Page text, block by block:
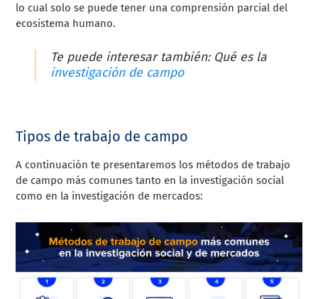
lo cual solo se puede tener una comprensión parcial del
ecosistema humano.
Te puede interesar también: Qué es la
investigación de campo
Tipos de trabajo de campo
A continuación te presentaremos los métodos de trabajo
de campo más comunes tanto en la investigación social
como en la investigación de mercados: